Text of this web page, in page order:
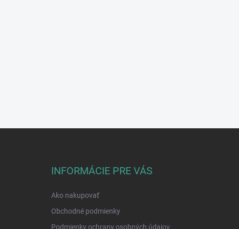
INFORMÁCIE PRE VÁS
Ako nakupovať
Obchodné podmienky
Podmienky ochrany osobných údajov